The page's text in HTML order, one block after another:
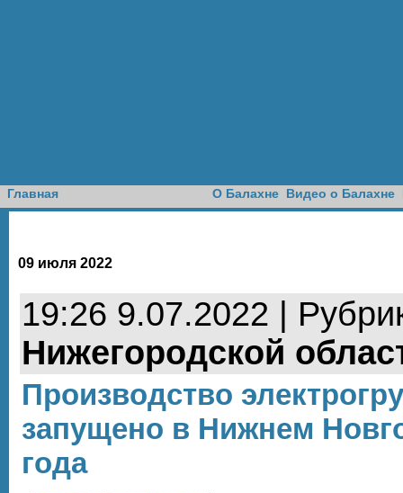
Главная О Балахне Видео о Балахне
09 июля 2022
19:26 9.07.2022 |
Нижегородской
Производство
запущено в Нижнем
года